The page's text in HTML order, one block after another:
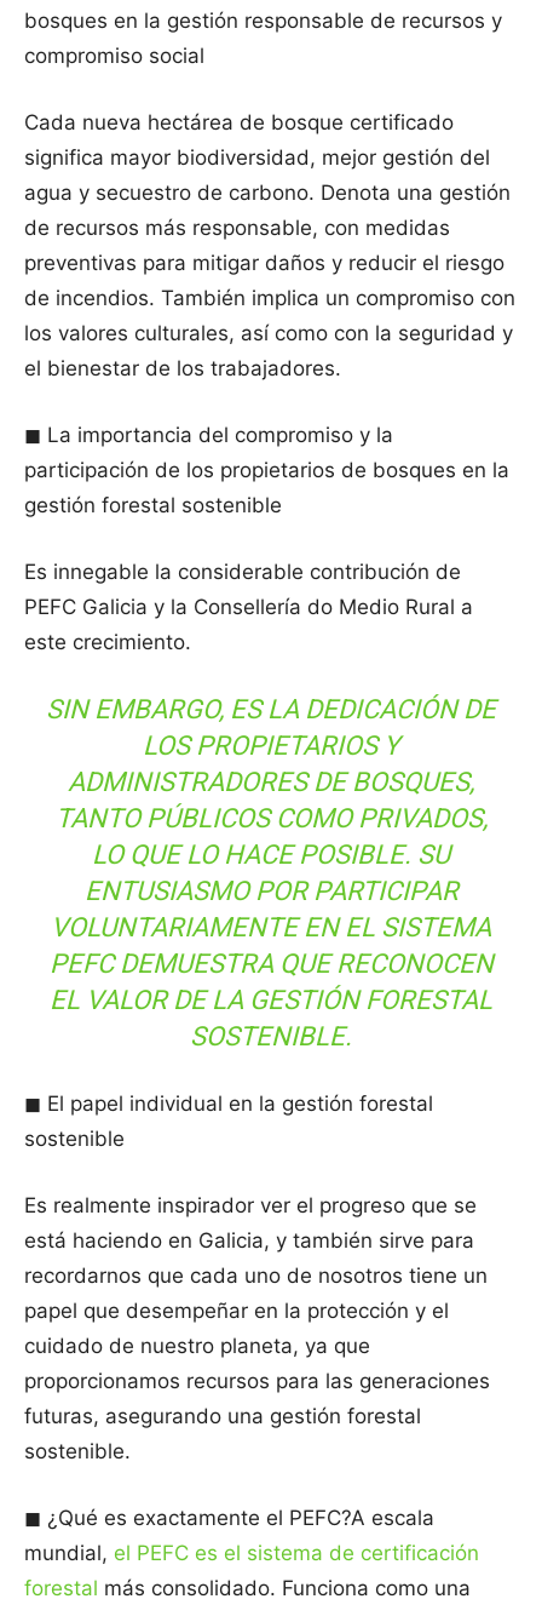
bosques en la gestión responsable de recursos y
compromiso social
Cada nueva hectárea de bosque certificado
significa mayor biodiversidad, mejor gestión del
agua y secuestro de carbono. Denota una gestión
de recursos más responsable, con medidas
preventivas para mitigar daños y reducir el riesgo
de incendios. También implica un compromiso con
los valores culturales, así como con la seguridad y
el bienestar de los trabajadores.
◼ La importancia del compromiso y la
participación de los propietarios de bosques en la
gestión forestal sostenible
Es innegable la considerable contribución de
PEFC Galicia y la Consellería do Medio Rural a
este crecimiento.
SIN EMBARGO, ES LA DEDICACIÓN DE
LOS PROPIETARIOS Y
ADMINISTRADORES DE BOSQUES,
TANTO PÚBLICOS COMO PRIVADOS,
LO QUE LO HACE POSIBLE. SU
ENTUSIASMO POR PARTICIPAR
VOLUNTARIAMENTE EN EL SISTEMA
PEFC DEMUESTRA QUE RECONOCEN
EL VALOR DE LA GESTIÓN FORESTAL
SOSTENIBLE.
◼ El papel individual en la gestión forestal
sostenible
Es realmente inspirador ver el progreso que se
está haciendo en Galicia, y también sirve para
recordarnos que cada uno de nosotros tiene un
papel que desempeñar en la protección y el
cuidado de nuestro planeta, ya que
proporcionamos recursos para las generaciones
futuras, asegurando una gestión forestal
sostenible.
◼ ¿Qué es exactamente el PEFC?A escala
mundial, el PEFC es el sistema de certificación
forestal más consolidado. Funciona como una